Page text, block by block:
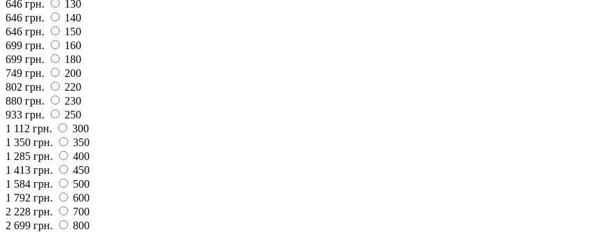
646 грн.
130
646 грн.
140
646 грн.
150
699 грн.
160
699 грн.
180
749 грн.
200
802 грн.
220
880 грн.
230
933 грн.
250
1 112 грн.
300
1 350 грн.
350
1 285 грн.
400
1 413 грн.
450
1 584 грн.
500
1 792 грн.
600
2 228 грн.
700
2 699 грн.
800